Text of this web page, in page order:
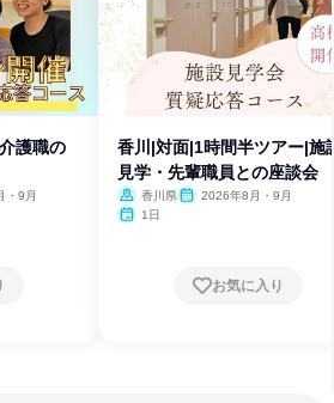
護職の
・9月
香川|対面|1時間半ツアー|施
見学・先輩職員との座談会
香川県
2026年8月・9月
1日
お気に入り